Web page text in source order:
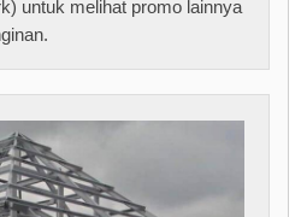
untuk melihat promo lainnya